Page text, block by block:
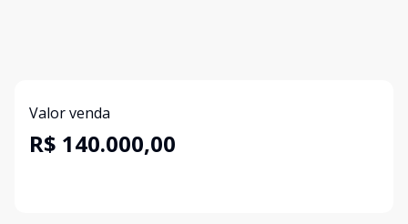
Valor venda
R$ 140.000,00